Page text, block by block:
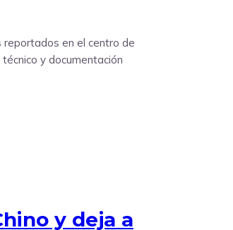
reportados en el centro de
y documentación
y deja a